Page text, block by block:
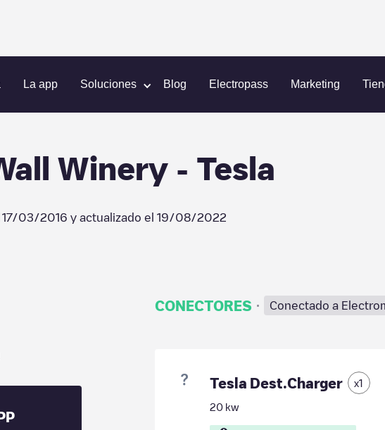
La app Soluciones Blog Electropass Marketing
Napa County St. Helena Mending Wall Winery - Tesla
Winery - Tesla
17/03/2016 y actualizado el 19/08/2022
CONECTORES · Conectado a
Tesla Dest.Charger x1
20kw